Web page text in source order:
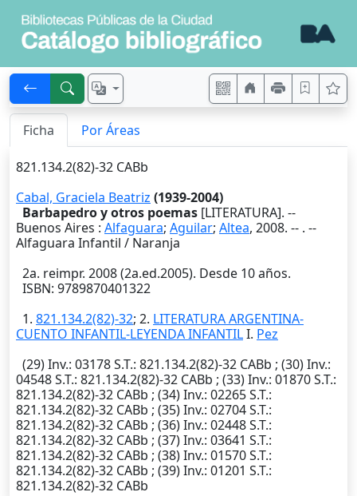
Ficha Por Áreas
821.134.2(82)-32 CABb
Cabal, Graciela Beatriz (1939-2004)
Barbapedro y otros poemas [LITERATURA]. --
Buenos Aires : Alfaguara; Aguilar; Altea, 2008. -- . --
Alfaguara Infantil / Naranja
2a. reimpr. 2008 (2a.ed.2005). Desde 10 años.
ISBN: 9789870401322
1. 821.134.2(82)-32; 2. LITERATURA ARGENTINA-
CUENTO INFANTIL-LEYENDA INFANTILI. Pez
(29)Inv.: 03178S.T.: 821.134.2(82)-32 CABb ; (30)Inv.:
04548S.T.: 821.134.2(82)-32 CABb ; (33)Inv.: 01870S.T.:
821.134.2(82)-32 CABb ; (34)Inv.: 02265S.T.:
821.134.2(82)-32 CABb ; (35)Inv.: 02704S.T.:
821.134.2(82)-32 CABb ; (36)Inv.: 02448S.T.:
821.134.2(82)-32 CABb ; (37)Inv.: 03641 S.T.:
821.134.2(82)-32 CABb ; (38)Inv.: 01570S.T.:
821.134.2(82)-32 CABb ; (39)Inv.: 01201 S.T.:
821.134.2(82)-32 CABb